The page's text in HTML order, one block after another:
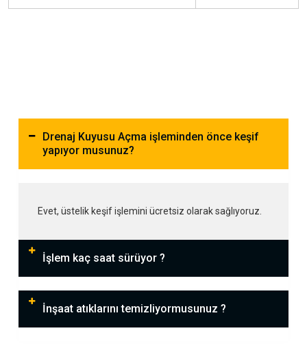
Drenaj Kuyusu Açma işleminden önce keşif
yapıyor musunuz?
Evet, üstelik keşif işlemini ücretsiz olarak sağlıyoruz.
İşlem kaç saat sürüyor ?
İnşaat atıklarını temizliyormusunuz ?